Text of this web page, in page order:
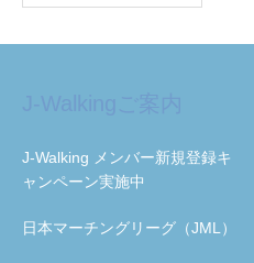
J-Walking メンバー新規登録キ
ャンペーン実施中
日本マーチングリーグ（JML）